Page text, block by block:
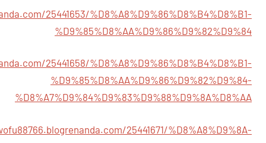
25441653/%D8%A8%D9%86%D8%B4%D8%B1-
%D9%85%D8%AA%D9%86%D9%82%D9%84
25441658/%D8%A8%D9%86%D8%B4%D8%B1-
%D9%85%D8%AA%D9%86%D9%82%D9%84-
%D8%A7%D9%84%D9%83%D9%88%D9%8A%D8%AA
25441671/%D8%A8%D9%8A-